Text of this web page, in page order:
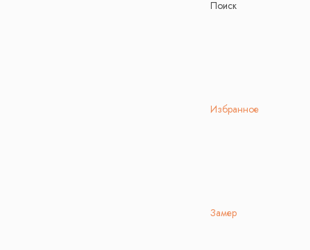
Поиск
Избранное
Замер